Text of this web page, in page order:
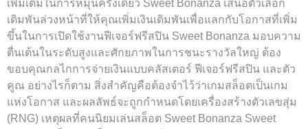
เพิ่มเติมในการหมุนครั้งเดียว Sweet Bonanza เสนอตัวเลือก
เดิมพันล่วงหน้าที่ให้คุณเพิ่มเงินเดิมพันเพื่อแลกกับโอกาสที่เพิ่ม
ขึ้นในการเปิดใช้งานฟีเจอร์ฟรีสปิน Sweet Bonanza มอบความ
ตื่นเต้นในระดับสูงและศักยภาพในการชนะรางวัลใหญ่ ต้อง
ขอบคุณกลไกการจ่ายเงินแบบคลัสเตอร์ ฟีเจอร์ฟรีสปิน และตัว
คูณ อย่างไรก็ตาม สิ่งสำคัญคือต้องจำไว้ว่าเกมสล็อตเป็นเกม
แห่งโอกาส และผลลัพธ์จะถูกกำหนดโดยเครื่องสร้างตัวเลขสุ่ม
(RNG) เหตุผลที่คนนิยมเล่นสล็อต Sweet Bonanza Sweet